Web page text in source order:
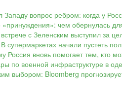
вопрос ребром: когда у
чем обернулась
с Зеленским выступил за
начали пустеть
вновь помогает тем, кто
по военной инфраструктуре в
выбором: Bloomberg